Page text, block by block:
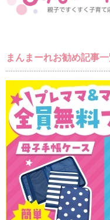
まんまーれお勧め記事